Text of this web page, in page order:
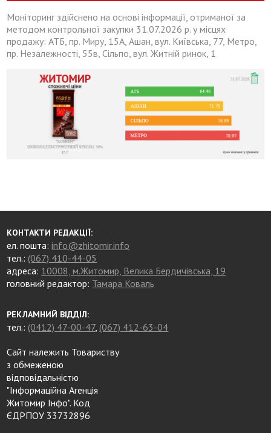
Моніторинг здійснено на основі інформації, отриманої за
методом контрольної закупки 31.07.2026 р. у місцях
продажу: АТБ, пр. Миру, 15А, Ашан, вул. Київська, 77, Метро,
пр. Незалежності, 55в, Сільпо, вул. Житній ринок, 1
КОНТАКТИ РЕДАКЦІЇ:
ел. пошта:info@zhitomir.info
тел.: (067) 410-44-05
адреса: 10008, м.Житомир, Велика Бердичівська, 19
головний редактор: Тамара Коваль
РЕКЛАМНИЙ ВІДДІЛ:
тел.: (0412) 47-00-47, (067) 412-63-04
Сайт належить Товариству
з обмеженою
відповідальністю
"Інформаційна Агенція
Житомир Інфо". Код
ЄДРПОУ 33732896